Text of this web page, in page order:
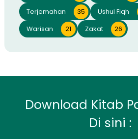
Terjemahan
35 Ushul Fiqh
Warisan
21 Zakat 26
Download Kitab
Di sini :